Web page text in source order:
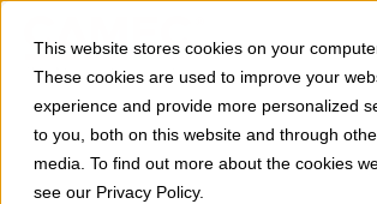
This website stores cookies on your
These cookies are used to improve your
experience and provide more personalized
to you, both on this website and through
media. To find out more about the cookies
see our Privacy Policy.